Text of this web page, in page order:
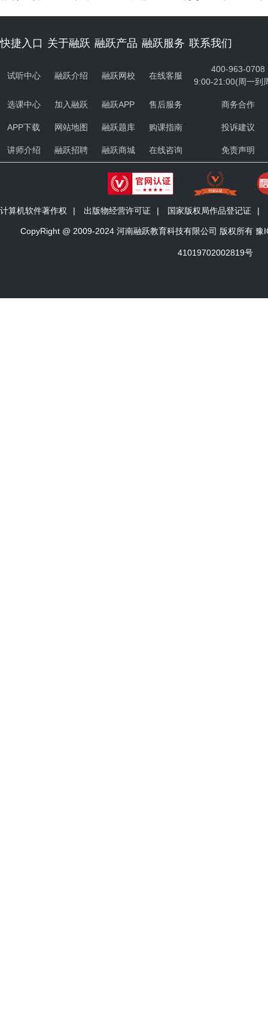
快捷入口 关于融跃 融跃产品 融跃服务 联系我们
试听中心 融跃介绍 融跃网校 在线客服
400-963-0708
9:00-21:00(周一到
选课中心 加入融跃 融跃APP 售后服务 商务合作
APP下载 网站地图 融跃题库 购课指南 投诉建议
讲师介绍 融跃招聘 融跃商城 在线咨询 免责声明
计算机软件著作权 | 出版物经营许可证 | 国家版权局作品登记证 |
CopyRight @ 2009-2024 河南融跃教育科技有限公司 版权所有 豫
41019702002819号